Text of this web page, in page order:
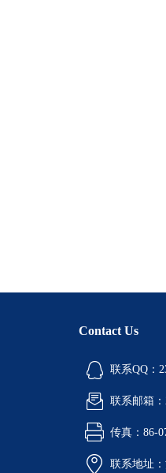
Contact Us
联系QQ：
联系邮箱：
传真：86-
联系地址